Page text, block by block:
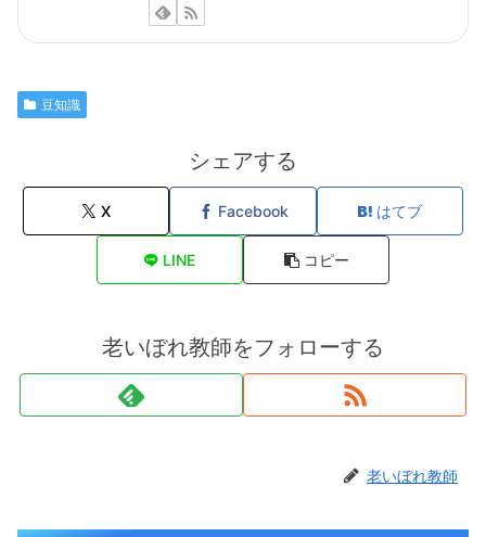
豆知識
シェアする
X Facebook はてブ
LINE コピー
老いぼれ教師をフォローする
老いぼれ教師